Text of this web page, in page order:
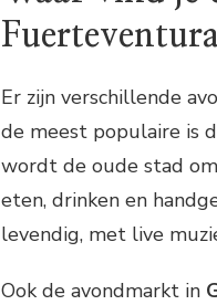
Er zijn verschillende
de meest populaire is
wordt de oude stad
eten, drinken en
levendig, met live
Ook de avondmarkt in